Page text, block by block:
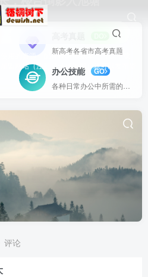
用的资源，配有WORD版本，可以下载
盟网站（注册登录成为用户就可以发布资
新高考各省市高考真题
办公技能
GO
评论